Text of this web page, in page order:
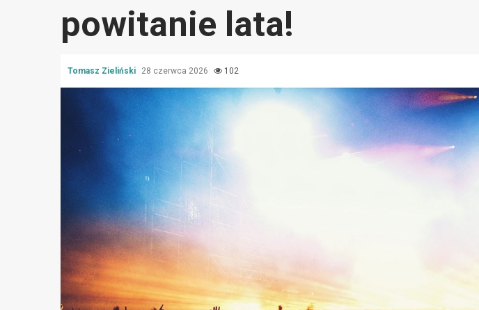
powitanie lata!
Tomasz Zieliński 28 czerwca 2026 102